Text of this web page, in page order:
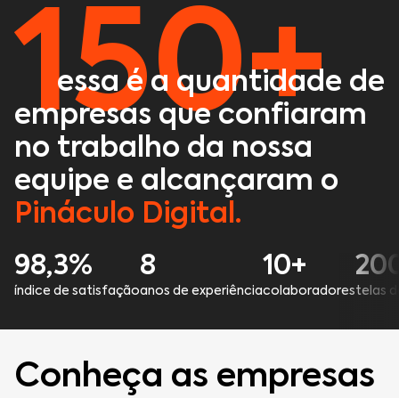
150+
essa é a quantidade de
empresas que confiaram
no trabalho da nossa
equipe e alcançaram o
Pináculo Digital.
98,3%
índice de satisfação
8
anos de experiência
10+
colaboradorestelas
Conheça as empresas